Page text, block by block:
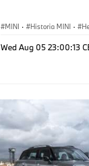
MINI · Historia MINI ·
Wed Aug 05 23:00:13